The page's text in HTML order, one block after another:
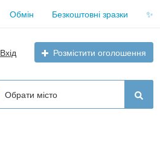
Обмін Безкоштовні зразки ✨
Вхід Розмістити оголошення
Обрати місто